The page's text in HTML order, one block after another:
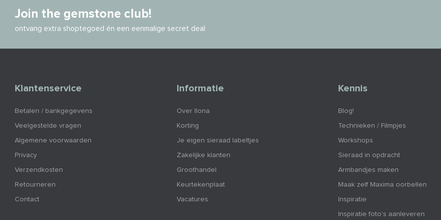
Join the gemstone club!
ontvang extra shoptegoed én een eenmalige secret deal
Klantenservice
Betalen / bankgegevens
Veelgestelde vragen
Algemene voorwaarden
Privacy
Verzendkosten
Retourneren
Contact
Informatie
Over Ilona
Korting
Je eigen sieraad labeltjes
Zakelijke klanten
Groothandel
Keurtekenplaat
Vacatures
Kennis
Blog!
Technieken / Filmpjes
Workshops
Sieraad in opdracht
Armbandjes maken
Maak zelf Maxima oorbellen
Inspiratie
Inspiratie foto's aanleveren